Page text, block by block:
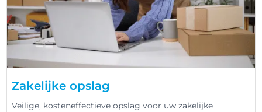
Zakelijke opslag
Veilige, kosteneffectieve opslag voor uw zakelijke